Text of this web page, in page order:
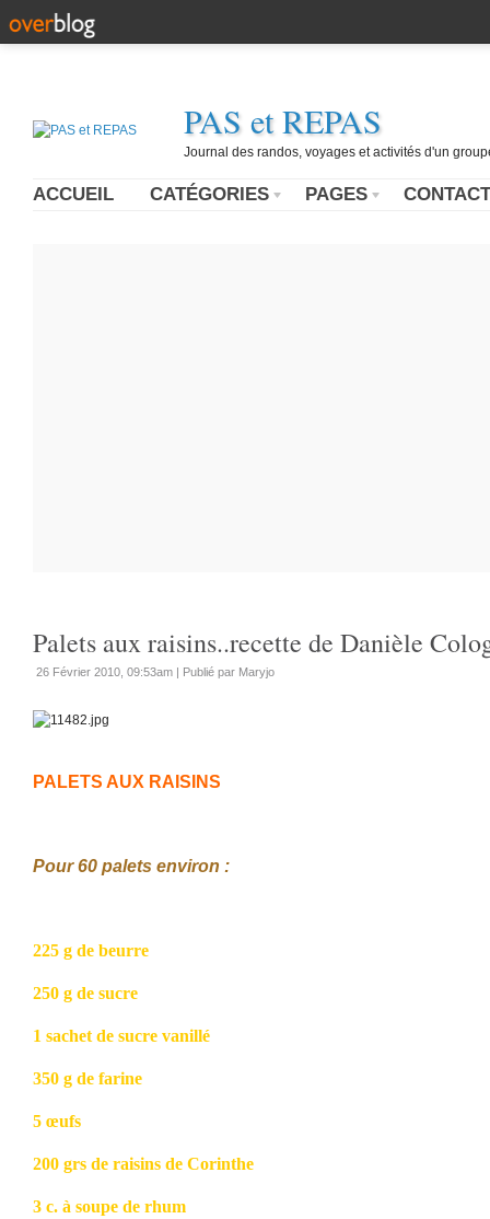
PAS et REPAS
Journal des randos, voyages et activités d'un
ACCUEIL CATÉGORIES PAGES CONTACT
Palets aux raisins..recette de Danièle
26 Février 2010, 09:53am | Publié par Maryjo
PALETS AUX RAISINS
Pour 60 palets environ :
225 g de beurre
250 g de sucre
1 sachet de sucre vanillé
350 g de farine
5 œufs
200 grs de raisins de Corinthe
3 c. à soupe de rhum